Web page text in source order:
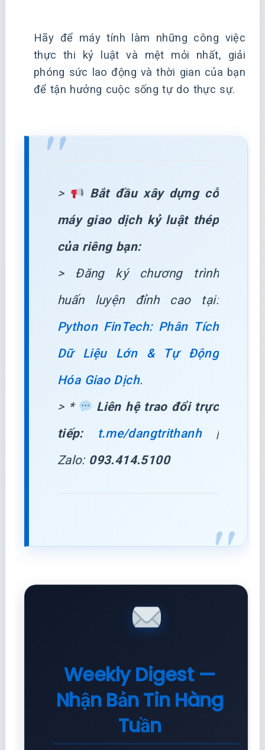
Hãy để máy tính làm những công việc
thực thi kỷ luật và mệt mỏi nhất, giải
phóng sức lao động và thời gian của bạn
để tận hưởng cuộc sống tự do thực sự.
>
Bắt đầu xây dựng cỗ
máy giao dịch kỷ luật thép
của riêng bạn:
> Đăng ký chương trình
huấn luyện đỉnh cao tại:
Python FinTech: Phân Tích
Dữ Liệu Lớn & Tự Động
Hóa Giao Dịch.
> *
Liên hệ trao đổi trực
tiếp:
t.me/dangtrithanh|
Zalo: 093.414.5100
Weekly Digest —
Nhận Bản Tin Hàng
Tuần